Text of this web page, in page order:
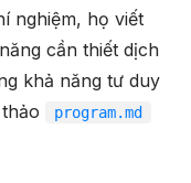
nghiệm, họ viết
cần thiết dịch
khả năng tư duy
program.md